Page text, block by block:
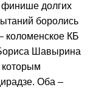
финише долгих
боролись
коломенское КБ
Шавырина
которым
Оба –